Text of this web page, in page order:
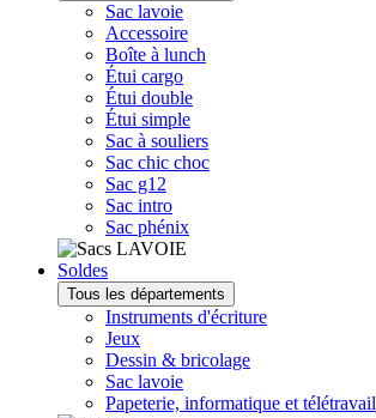
Sac lavoie
Accessoire
Boîte à lunch
Étui cargo
Étui double
Étui simple
Sac à souliers
Sac chic choc
Sac g12
Sac intro
Sac phénix
Soldes
Tous les départements
Instruments d'écriture
Jeux
Dessin & bricolage
Sac lavoie
Papeterie, informatique et télétravail